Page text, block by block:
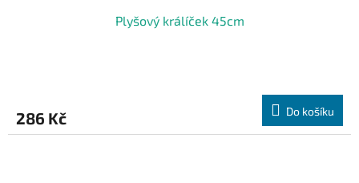
Plyšový králíček 45cm
286 Kč Do košíku